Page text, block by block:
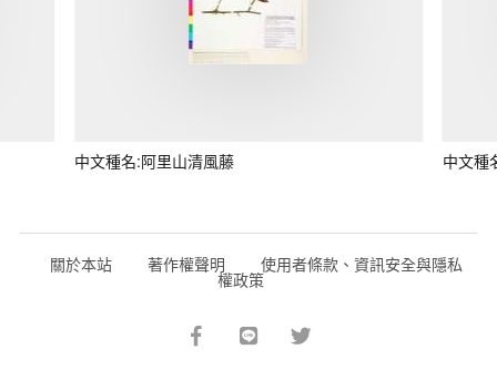
中文種名:阿里山清風藤 中文種
關於本站 著作權聲明 使用者條款、資訊安全與隱私
權政策